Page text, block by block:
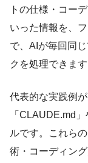
トの仕様・コー
いった情報を、
で、AIが毎回同
クを処理できます
代表的な実践例
「CLAUDE.md
ルです。これら
術・コーディン